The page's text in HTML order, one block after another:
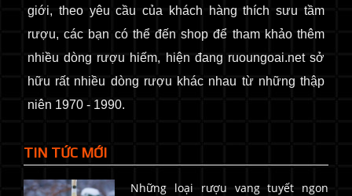
giới, theo yêu cầu của khách hàng thích sưu tầm
rượu, các bạn có thể đến shop để tham khảo thêm
nhiều dòng rượu hiếm, hiện đang ruoungoai.net sở
hữu rất nhiều dòng rượu khác nhau từ những thập
niên 1970 - 1990.
TIN TỨC MỚI
Những loại rượu vang tuyết ngon